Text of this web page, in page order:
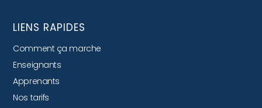
LIENS RAPIDES
Comment ça marche
Enseignants
Apprenants
Nos tarifs